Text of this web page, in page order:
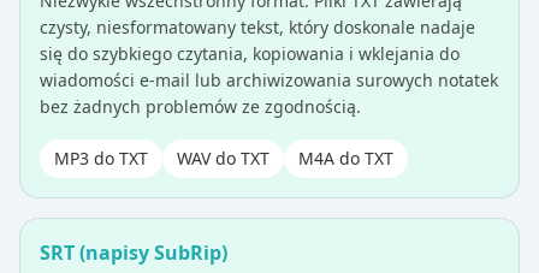
czysty, niesformatowany tekst, który doskonale nadaje
się do szybkiego czytania, kopiowania i wklejania do
wiadomości e-mail lub archiwizowania surowych notatek
bez żadnych problemów ze zgodnością.
MP3 do TXT WAV do TXT M4A do TXT
SRT (napisy SubRip)